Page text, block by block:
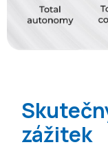
zážitek